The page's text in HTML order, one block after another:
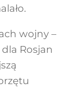
wojny –
Rosjan